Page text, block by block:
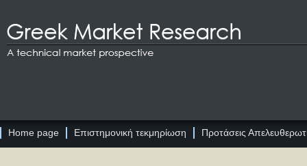
Home page Επιστημονική τεκμηρίωση Προτάσεις